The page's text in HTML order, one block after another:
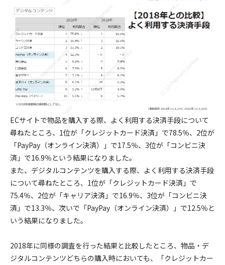
ECサイトで物品を購入する際、よく利用する決済手段について
尋ねたところ、1位が「クレジットカード決済」で78.5％、2位が
「PayPay（オンライン決済）」で17.5％、3位が「コンビニ決
済」で16.9％という結果になりました。
また、デジタルコンテンツを購入する際、よく利用する決済手段
について尋ねたところ、1位が「クレジットカード決済」で
75.4％、2位が「キャリア決済」で16.9％、3位が「コンビニ決
済」で13.3％、次いで「PayPay（オンライン決済）」で12.5％と
いう結果になりました。
2018年に同様の調査を行った結果と比較したところ、物品・デ
ジタルコンテンツどちらの購入時においても、「クレジットカー